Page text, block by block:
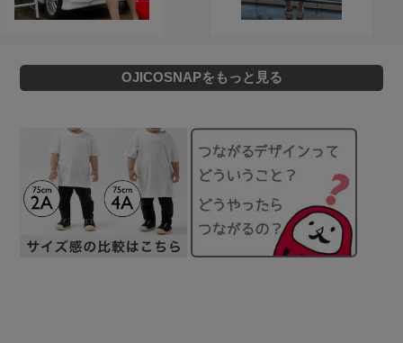
OJICOSNAPをもっと見る